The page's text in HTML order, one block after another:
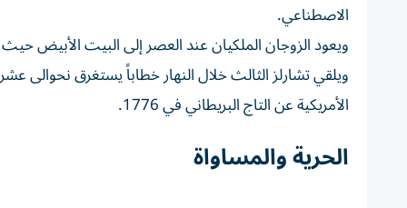
الاصطناعي.
ويعود الزوجان الملكيان عند العصر إلى البيت الأبيض
الأمريكية عن التاج البريطاني في 1776.
الحرية والمساواة